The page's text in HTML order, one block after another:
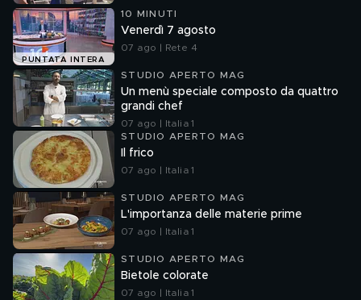
PUNTATA INTERA
10 MINUTI
Venerdì 7 agosto
07 ago | Rete 4
STUDIO APERTO MAG
Un menù speciale composto da quattro
grandi chef
07 ago | Italia 1
STUDIO APERTO MAG
Il frico
07 ago | Italia 1
STUDIO APERTO MAG
L'importanza delle materie prime
07 ago | Italia 1
STUDIO APERTO MAG
Bietole colorate
07 ago | Italia 1